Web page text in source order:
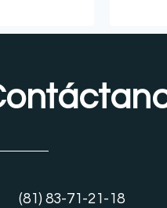
(81) 83-71-21-18